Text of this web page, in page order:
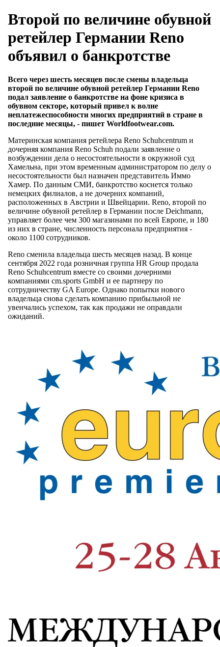
Второй по величине обувной
ретейлер Германии Reno
объявил о банкротстве
Всего через шесть месяцев после смены владельца
второй по величине обувной ретейлер Германии Reno
подал заявление о банкротстве на фоне кризиса в
обувном секторе, который привел к волне
неплатежеспособности многих предприятий в стране в
последние месяцы, - пишет Worldfootwear.com.
Материнская компания ретейлера Reno Schuhcentrum и
дочерняя компания Reno Schuh подали заявление о
возбуждении дела о несостоятельности в окружной суд
Хамельна, при этом временным администратором по делу о
несостоятельности был назначен представитель Иммо
Хамер. По данным СМИ, банкротство коснется только
немецких филиалов, а не дочерних компаний,
расположенных в Австрии и Швейцарии. Reno, второй по
величине обувной ретейлер в Германии после Deichmann,
управляет более чем 300 магазинами по всей Европе, и 180
из них в стране, численность персонала предприятия -
около 1100 сотрудников.
Reno сменила владельца шесть месяцев назад. В конце
сентября 2022 года розничная группа HR Group продала
Reno Schuhcentrum вместе со своими дочерними
компаниями cm.sports GmbH и ее партнеру по
сотрудничеству GA Europe. Однако попытки нового
владельца снова сделать компанию прибыльной не
увенчались успехом, так как продажи не оправдали
ожиданий.